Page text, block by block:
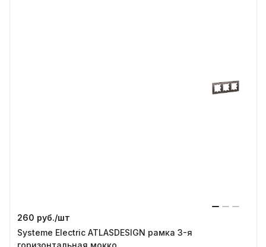
260 руб./шт
Systeme Electric ATLASDESIGN рамка 3-я
горизонтальная мокко